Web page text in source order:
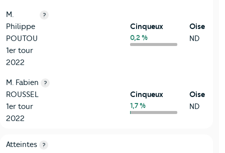
M.
Philippe
POUTOU
1er tour
2022
?
Cinqueux
0,2 %
Oise
ND
M. Fabien
ROUSSEL
1er tour
2022
?
Cinqueux
1,7 %
Oise
ND
7-Sécurité
Critères
Atteintes
?